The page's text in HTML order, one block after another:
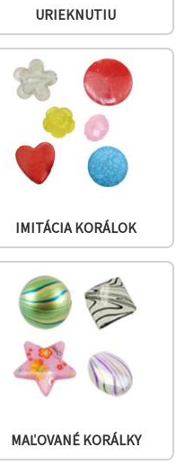
URIEKNUTIU
IMITÁCIA KORÁLOK
MAĽOVANÉ KORÁLKY